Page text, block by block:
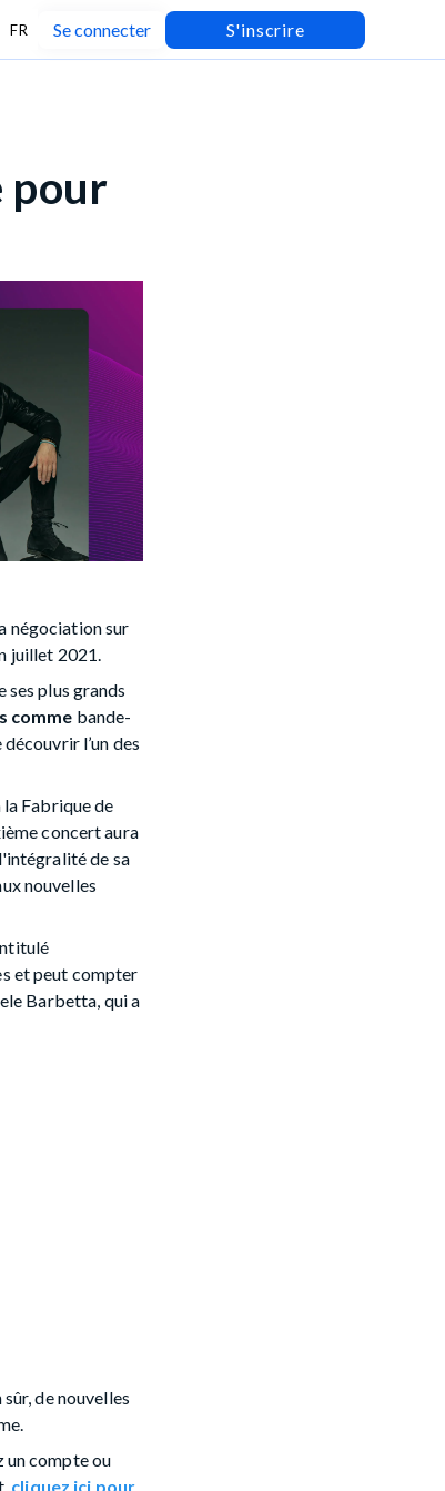
FR Se connecter S'inscrire
pour
négociation sur
juillet 2021.
ses plus grands
comme bande-
l’un des
la Fabrique de
concert aura
de sa
nouvelles
et peut compter
Barbetta, qui a
de nouvelles
un compte ou
cliquez ici pour